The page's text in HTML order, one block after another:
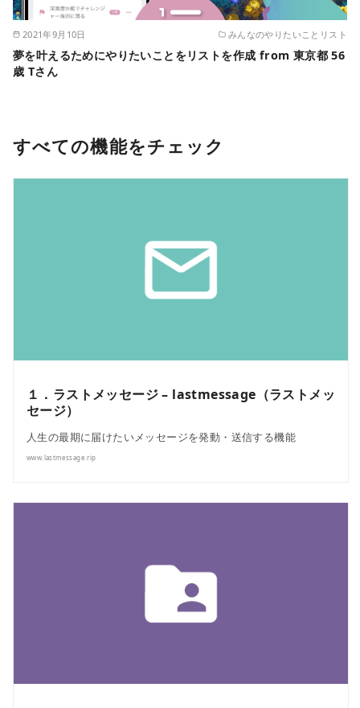
2021年9月10日 みんなのやりたいことリスト
夢を叶えるためにやりたいことをリストを作成 from 東京都 56
歳 Tさん
すべての機能をチェック
１．ラストメッセージ – lastmessage（ラストメッ
セージ）
人生の最期に届けたいメッセージを発動・送信する機能
www.lastmessage.rip